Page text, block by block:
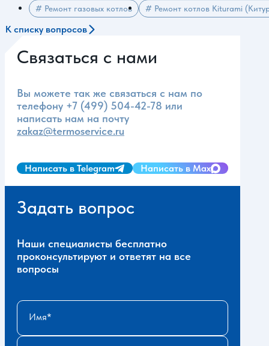
# Ремонт газовых котлов # Ремонт котлов Kiturami
К списку вопросов
Связаться с нами
Вы можете так же связаться с нам по
телефону +7 (499) 504-42-78 или
написать нам на почту
zakaz@termoservice.ru
Написать в Telegram Написать в Max
Задать вопрос
Наши специалисты бесплатно
проконсультируют и ответят на все
вопросы
Имя